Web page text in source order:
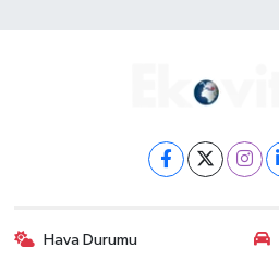
Hava Durumu